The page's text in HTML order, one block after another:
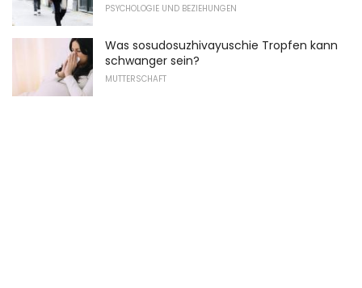
PSYCHOLOGIE UND BEZIEHUNGEN
Was sosudosuzhivayuschie Tropfen kann
schwanger sein?
MUTTERSCHAFT